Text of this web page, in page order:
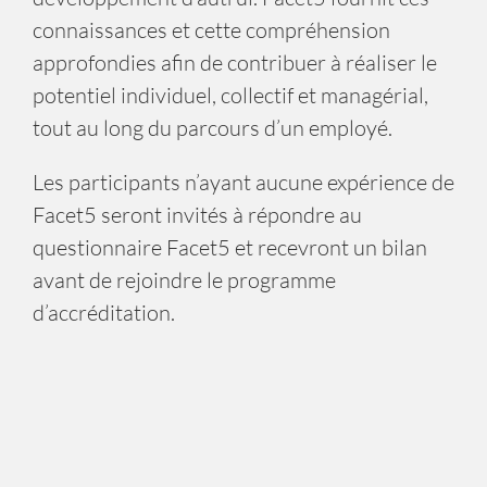
connaissances et cette compréhension
approfondies afin de contribuer à réaliser le
potentiel individuel, collectif et managérial,
tout au long du parcours d’un employé.
Les participants n’ayant aucune expérience de
Facet5 seront invités à répondre au
questionnaire Facet5 et recevront un bilan
avant de rejoindre le programme
d’accréditation.